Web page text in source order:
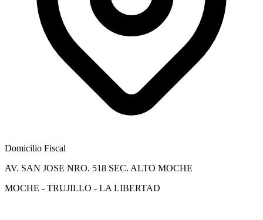
Domicilio Fiscal
AV. SAN JOSE NRO. 518 SEC. ALTO MOCHE
MOCHE - TRUJILLO - LA LIBERTAD